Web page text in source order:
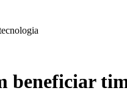
beneficiar